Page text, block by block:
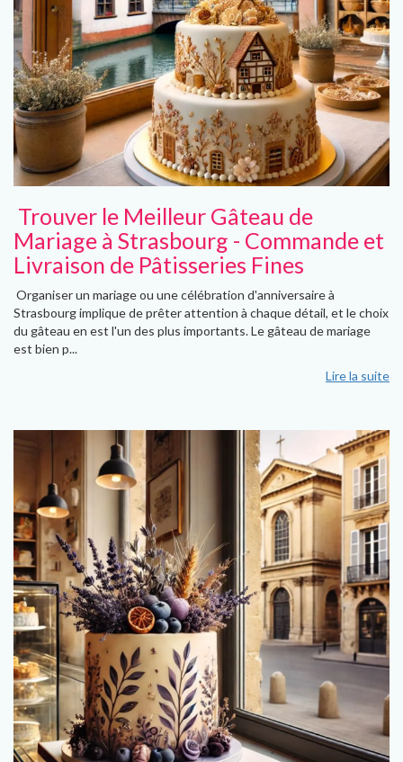
Trouver le Meilleur Gâteau de
Mariage à Strasbourg - Commande et
Livraison de Pâtisseries Fines
Organiser un mariage ou une célébration d'anniversaire à
Strasbourg implique de prêter attention à chaque détail, et le choix
du gâteau en est l'un des plus importants. Le gâteau de mariage
est bien p...
Lire la suite